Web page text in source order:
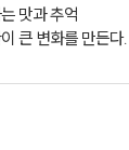
맛과 추억
큰 변화를 만든다.